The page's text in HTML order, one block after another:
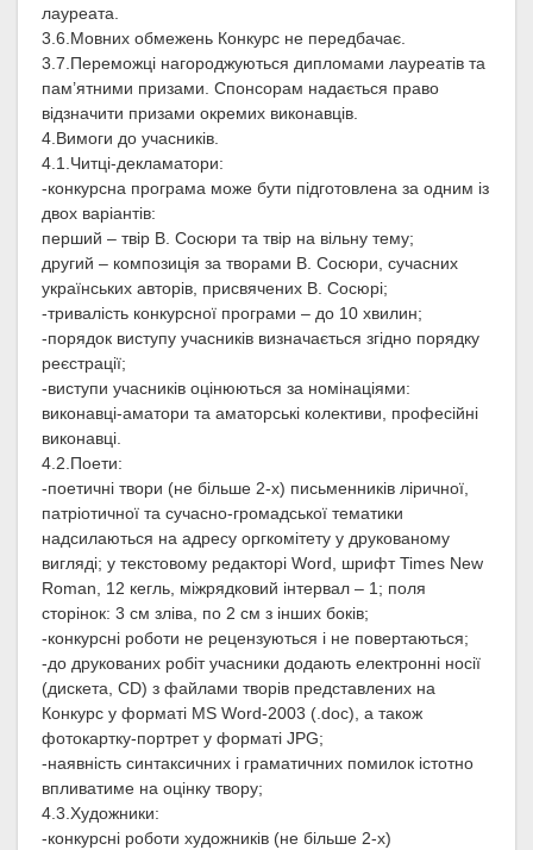
лауреата.
3.6.Мовних обмежень Конкурс не передбачає.
3.7.Переможці нагороджуються дипломами лауреатів та
пам’ятними призами. Спонсорам надається право
відзначити призами окремих виконавців.
4.Вимоги до учасників.
4.1.Читці-декламатори:
-конкурсна програма може бути підготовлена за одним із
двох варіантів:
перший – твір В. Сосюри та твір на вільну тему;
другий – композиція за творами В. Сосюри, сучасних
українських авторів, присвячених В. Сосюрі;
-тривалість конкурсної програми – до 10 хвилин;
-порядок виступу учасників визначається згідно порядку
реєстрації;
-виступи учасників оцінюються за номінаціями:
виконавці-аматори та аматорські колективи, професійні
виконавці.
4.2.Поети:
-поетичні твори (не більше 2-х) письменників ліричної,
патріотичної та сучасно-громадської тематики
надсилаються на адресу оргкомітету у друкованому
вигляді; у текстовому редакторі Word, шрифт Times New
Roman, 12 кегль, міжрядковий інтервал – 1; поля
сторінок: 3 см зліва, по 2 см з інших боків;
-конкурсні роботи не рецензуються і не повертаються;
-до друкованих робіт учасники додають електронні носії
(дискета, CD) з файлами творів представлених на
Конкурс у форматі MS Word-2003 (.doc), а також
фотокартку-портрет у форматі JPG;
-наявність синтаксичних і граматичних помилок істотно
впливатиме на оцінку твору;
4.3.Художники:
-конкурсні роботи художників (не більше 2-х)